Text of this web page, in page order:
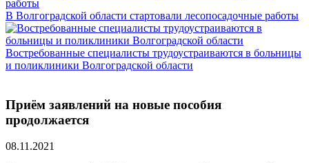
В Волгоградской области стартовали лесопосадочные работы
Востребованные специалисты трудоустраиваются в больницы
и поликлиники Волгоградской области
Приём заявлений на новые пособия
продолжается
08.11.2021